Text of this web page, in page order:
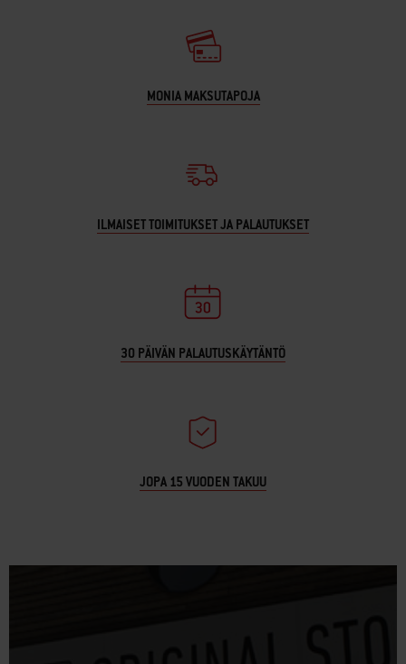
MONIA MAKSUTAPOJA
ILMAISET TOIMITUKSET JA PALAUTUKSET
30 PÄIVÄN PALAUTUSKÄYTÄNTÖ
JOPA 15 VUODEN TAKUU